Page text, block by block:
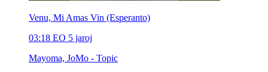
Venu, Mi Amas Vin (Esperanto)
03:18 EO 5 jaroj
Mayoma, JoMo - Topic